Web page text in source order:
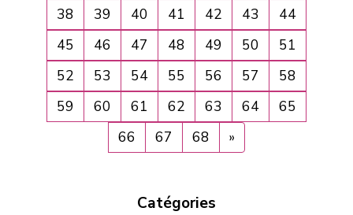
38
39 40 41 42 43
44
45
46 47 48 49 50
51
52
53 54 55 56 57
58
59
60 61 62 63 64
65
66
67 68 »
Catégories